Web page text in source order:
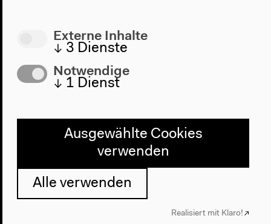
Über uns
Architektur
Besuch
Barrierefreiheit
Externe Inhalte
↓ 3 Dienste
Notwendige
↓ 1 Dienst
Ausgewählte Cookies
verwenden
Alle verwenden
Realisiert mit Klaro!